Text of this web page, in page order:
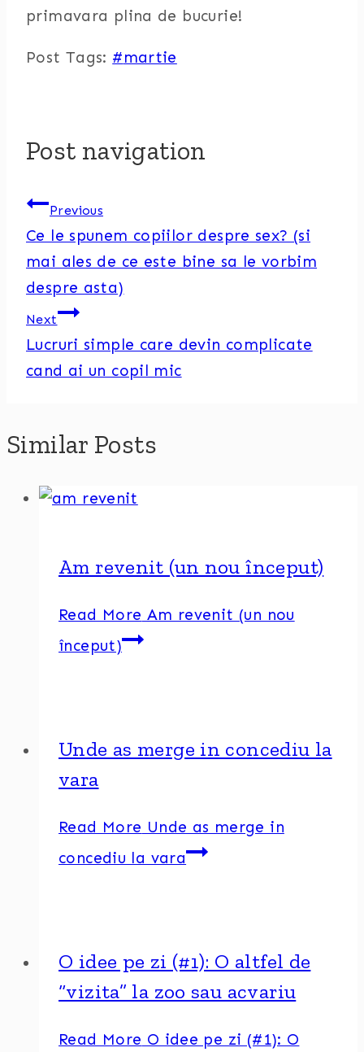
primavara plina de bucurie!
Post Tags: #martie
Post navigation
Previous
Ce le spunem copiilor despre sex? (si
mai ales de ce este bine sa le vorbim
despre asta)
Next
Lucruri simple care devin complicate
cand ai un copil mic
Similar Posts
Am revenit (un nou început)
Read More Am revenit (un nou
început)
Unde as merge in concediu la
vara
Read More Unde as merge in
concediu la vara
O idee pe zi (#1): O altfel de
“vizita” la zoo sau acvariu
Read More O idee pe zi (#1): O